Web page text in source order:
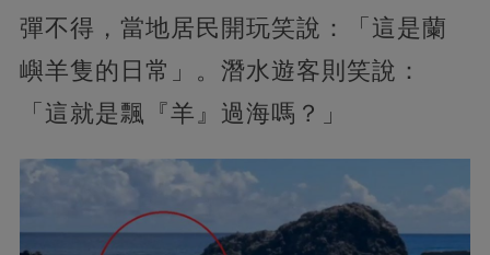
彈不得，當地居民開玩笑說：「這是蘭
嶼羊隻的日常」。潛水遊客則笑說：
「這就是飄『羊』過海嗎？」